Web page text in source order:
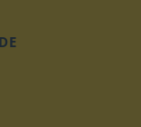
DE